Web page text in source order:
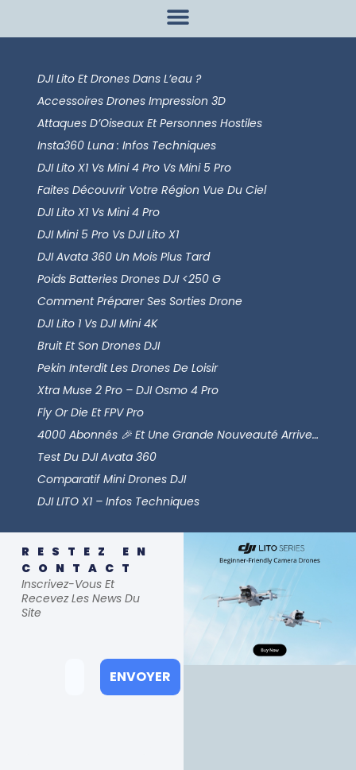
DJI Lito Et Drones Dans L’eau ?
Accessoires Drones Impression 3D
Attaques D’Oiseaux Et Personnes Hostiles
Insta360 Luna : Infos Techniques
DJI Lito X1 Vs Mini 4 Pro Vs Mini 5 Pro
Faites Découvrir Votre Région Vue Du Ciel
DJI Lito X1 Vs Mini 4 Pro
DJI Mini 5 Pro Vs DJI Lito X1
DJI Avata 360 Un Mois Plus Tard
Poids Batteries Drones DJI <250 G
Comment Préparer Ses Sorties Drone
DJI Lito 1 Vs DJI Mini 4K
Bruit Et Son Drones DJI
Pekin Interdit Les Drones De Loisir
Xtra Muse 2 Pro – DJI Osmo 4 Pro
Fly Or Die Et FPV Pro
4000 Abonnés 🎉 Et Une Grande Nouveauté Arrive…
Test Du DJI Avata 360
Comparatif Mini Drones DJI
DJI LITO X1 – Infos Techniques
RESTEZ EN
CONTACT
Inscrivez-Vous Et
Recevez Les News Du
Site